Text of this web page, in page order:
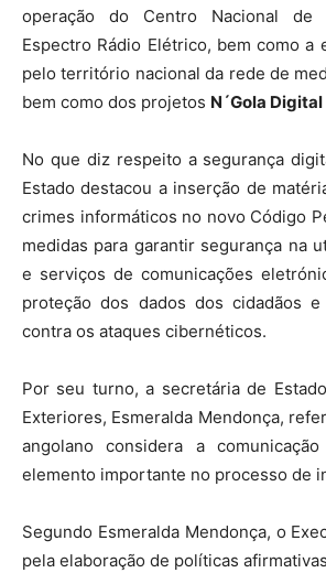
operação do Centro Nacional de
Espectro Rádio Elétrico, bem como a
pelo território nacional da rede de
bem como dos projetos N´Gola Digital
No que diz respeito a segurança
Estado destacou a inserção de
crimes informáticos no novo Código
medidas para garantir segurança na
e serviços de comunicações
proteção dos dados dos cidadãos e
contra os ataques cibernéticos.
Por seu turno, a secretária de
Exteriores, Esmeralda Mendonça,
angolano considera a
elemento importante no processo de
Segundo Esmeralda Mendonça, o
pela elaboração de políticas